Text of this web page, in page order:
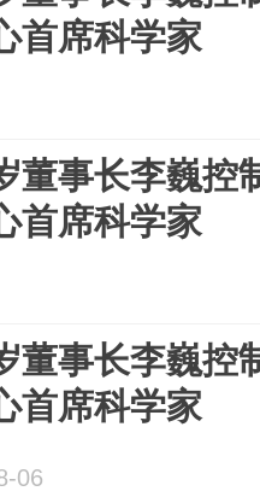
首席科学家
董事长李巍控
首席科学家
董事长李巍控
首席科学家
06